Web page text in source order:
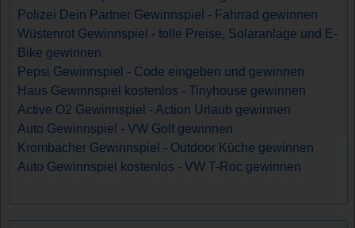
Polizei Dein Partner Gewinnspiel - Fahrrad gewinnen
Wüstenrot Gewinnspiel - tolle Preise, Solaranlage und E-
Bike gewinnen
Pepsi Gewinnspiel - Code eingeben und gewinnen
Haus Gewinnspiel kostenlos - Tinyhouse gewinnen
Active O2 Gewinnspiel - Action Urlaub gewinnen
Auto Gewinnspiel - VW Golf gewinnen
Krombacher Gewinnspiel - Outdoor Küche gewinnen
Auto Gewinnspiel kostenlos - VW T-Roc gewinnen